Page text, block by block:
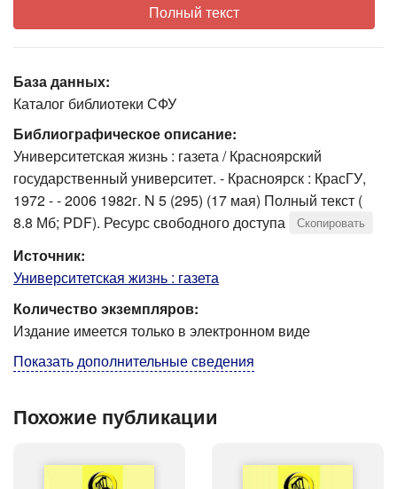
Полный текст
База данных:
Каталог библиотеки СФУ
Библиографическое описание:
Университетская жизнь : газета / Красноярский
государственный университет. - Красноярск : КрасГУ,
1972 - - 2006 1982г. N 5 (295) (17 мая) Полный текст (
8.8 Мб; PDF). Ресурс свободного доступа
Скопировать
Источник:
Университетская жизнь : газета
Количество экземпляров:
Издание имеется только в электронном виде
Показать дополнительные сведения
Похожие публикации